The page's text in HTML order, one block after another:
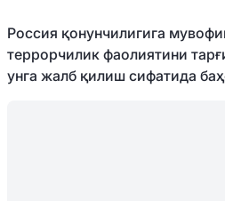
Россия қонунчилигига
террорчилик фаолиятини
унга жалб қилиш сифатида